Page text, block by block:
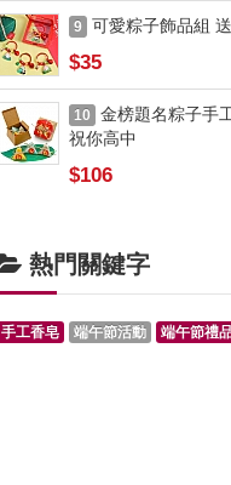
9 可愛粽子飾品組
$35
10
金榜題名粽子手
祝你高中
$106
熱門關鍵字
手工香皂 端午節活動 端午節禮